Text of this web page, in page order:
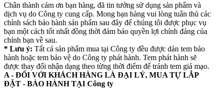
Chân thành cám ơn bạn hàng, đã tin tưởng sử dụng sản phẩm và
dịch vụ do Công ty cung cấp. Mong bạn hàng vui lòng tuân thủ các
chính sách bảo hành sản phẩm sau đây để chúng tôi được phục vụ
bạn một cách tốt nhất đồng thời đảm bảo quyền lợi chính đáng của
chính bạn về sau.
* Lưu ý: Tất cả sản phẩm mua tại Công ty đều được dán tem bảo
hành hoặc tem bảo vệ do Công ty phát hành. Tem phát hành sẽ
được thay đổi nhận dạng theo từng thời điểm để tránh tem giả mạo.
A - ĐỐI VỚI KHÁCH HÀNG LÀ ĐẠI LÝ, MUA TỰ LẮP
ĐẶT - BẢO HÀNH TẠI Công ty